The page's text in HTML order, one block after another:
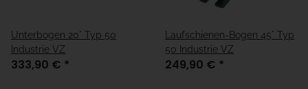
Unterbogen 20° Typ 50
Industrie VZ
333,90 € *
Laufschienen-Bogen 45° Typ
50 Industrie VZ
249,90 € *